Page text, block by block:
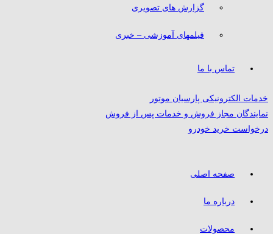
گزارش های تصویری
فیلمهای آموزشی – خبری
تماس با ما
خدمات الکترونیکی پارسیان موتور
نمایندگان مجاز فروش و خدمات پس از فروش
درخواست خرید خودرو
صفحه اصلی
درباره ما
محصولات